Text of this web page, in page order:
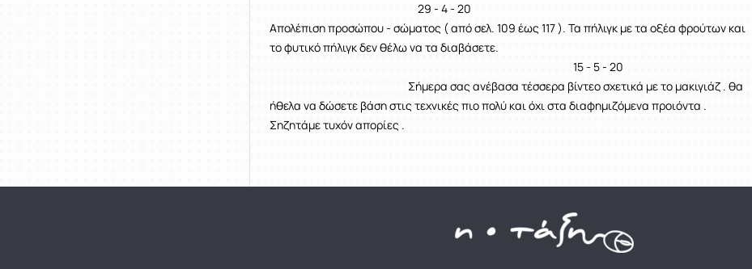
29 - 4 - 20
Απολέπιση προσώπου - σώματος ( από σελ. 109 έως 117 ). Τα πήλιγκ με τα οξέα φρούτων και
το φυτικό πήλιγκ δεν θέλω να τα διαβάσετε.
15 - 5 - 20
Σήμερα σας ανέβασα τέσσερα βίντεο σχετικά με το μακιγιάζ . θα
ήθελα να δώσετε βάση στις τεχνικές πιο πολύ και όχι στα διαφημιζόμενα προιόντα .
Σηζητάμε τυχόν απορίες .